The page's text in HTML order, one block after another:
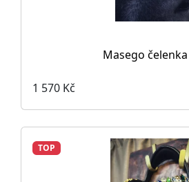
Masego
1 570 Kč
TOP